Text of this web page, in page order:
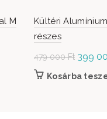
M
Kültéri
részes
479 000Ft
price
399
Kosárba